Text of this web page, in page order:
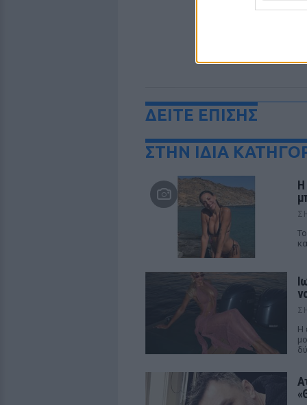
ΔΕΙΤΕ ΕΠΙΣΗΣ
ΣΤΗΝ ΙΔΙΑ
Η
Η